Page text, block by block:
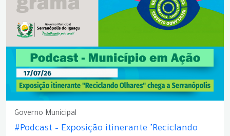
Governo Municipal
#Podcast – Exposição itinerante "Reciclando